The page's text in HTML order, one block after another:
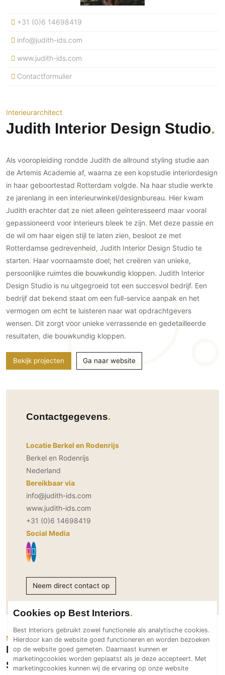
Bedden
Meubels
Glas
Interieurbouw
Keuken
Keukens
Keukenbladen
Keukenaccessoires
Keukenkranen
Ramen en deuren
Binnendeuren
Aluminium deuren
Stalen deuren
Deurbeslag
Meubelbeslag
Beton Ciré vloeren
PVC vloeren
Gietvloeren
Natuursteen en keramiek vloeren
Vloerkleden
Afwerking
Wandafwerking
Behang / Wandtextiel
Natuursteen en keramiek
Leer
Schilderwerk
Stucwerk
Spuitwerk
Buitendeuren
Vouwwanden
Garagedeuren
Zonwering
Buitenshutters
Overig
Autolift
3D visualisaties
Gevel
Gevelbekleding
Houten gevelbekleding
Stucwerk
Schilderwerk buiten
Tuinverlichting
Omheining
Hekwerken en poorten
Tuin wellness
Buitenvloeren
Houten buitenvloeren
Natuursteen en keramiek
buitenvloeren
Vlonders
Zonwering
Zonwering buiten
Serre/Veranda
Slaapkamer
Wellness
Wijnkelder
Woonkamer
Bijgebouw / Poolhouse
Tuin
Villa
Zwembad
Zakelijk
Horeca
Kantoor
+31 (0)6 14698419
info@judith-ids.com
www.judith-ids.com
Contactformulier
Interieurarchitect
Judith Interior Design Studio
Als vooropleiding rondde Judith de allround styling studie aan
de Artemis Academie af, waarna ze een kopstudie interiordesign
in haar geboortestad Rotterdam volgde. Na haar studie werkte
ze jarenlang in een interieurwinkel/designbureau. Hier kwam
Judith erachter dat ze niet alleen geïnteresseerd maar vooral
gepassioneerd voor interieurs bleek te zijn. Met deze passie en
de wil om haar eigen stijl te laten zien, besloot ze met
Rotterdamse gedrevenheid, Judith Interior Design Studio te
starten. Haar voornaamste doel; het creëren van unieke,
persoonlijke ruimtes die bouwkundig kloppen. Judith Interior
Design Studio is nu uitgegroeid tot een succesvol bedrijf. Een
bedrijf dat bekend staat om een full-service aanpak en het
vermogen om echt te luisteren naar wat opdrachtgevers
wensen. Dit zorgt voor unieke verrassende en gedetailleerde
resultaten, die bouwkundig kloppen.
Bekijk projecten Ga naar website
Contactgegevens
Locatie Berkel en Rodenrijs
Berkel en Rodenrijs
Nederland
Bereikbaar via
info@judith-ids.com
www.judith-ids.com
+31 (0)6 14698419
Social Media
Neem direct contact op
Neem een kijkje
Projecten van Judith Interior Design
Studio
Cookies op Best Interiors
Best Interiors gebruikt zowel functionele als analytische cookies.
Hierdoor kan de website goed functioneren en worden bezoeken
op de website goed gemeten. Daarnaast kunnen er
marketingcookies worden geplaatst als je deze accepteert. Met
marketingcookies kunnen wij de ervaring op onze website